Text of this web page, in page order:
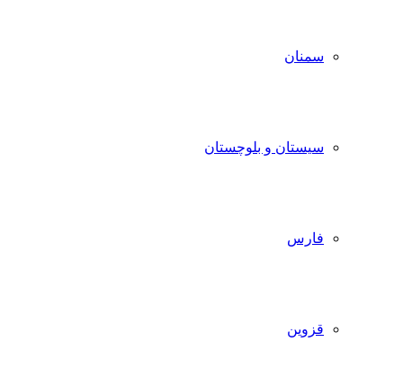
سمنان
سیستان و بلوچستان
فارس
قزوین